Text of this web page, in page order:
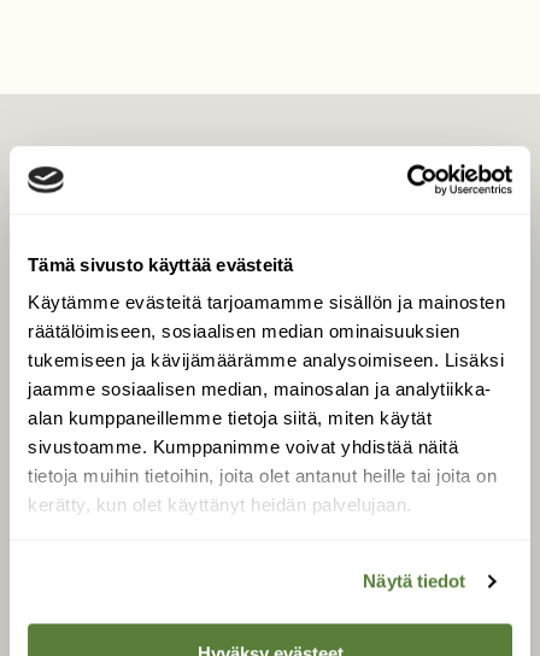
Tämä sivusto käyttää evästeitä
Käytämme evästeitä tarjoamamme sisällön ja mainosten
räätälöimiseen, sosiaalisen median ominaisuuksien
tukemiseen ja kävijämäärämme analysoimiseen. Lisäksi
jaamme sosiaalisen median, mainosalan ja analytiikka-
alan kumppaneillemme tietoja siitä, miten käytät
sivustoamme. Kumppanimme voivat yhdistää näitä
tietoja muihin tietoihin, joita olet antanut heille tai joita on
kerätty, kun olet käyttänyt heidän palvelujaan.
Näytä tiedot
Tilaa digilukuoikeus
Äänestä parasta juttua
Tilaa uutiskirje
SUOMEN LUONNON­
SUOJELU­LIITTO
Suomen Luonto -lehden
luonnonsuojelu­liitto.